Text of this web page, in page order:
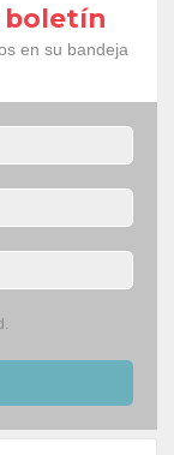
boletín
en su bandeja